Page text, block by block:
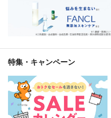
特集・キャンペーン